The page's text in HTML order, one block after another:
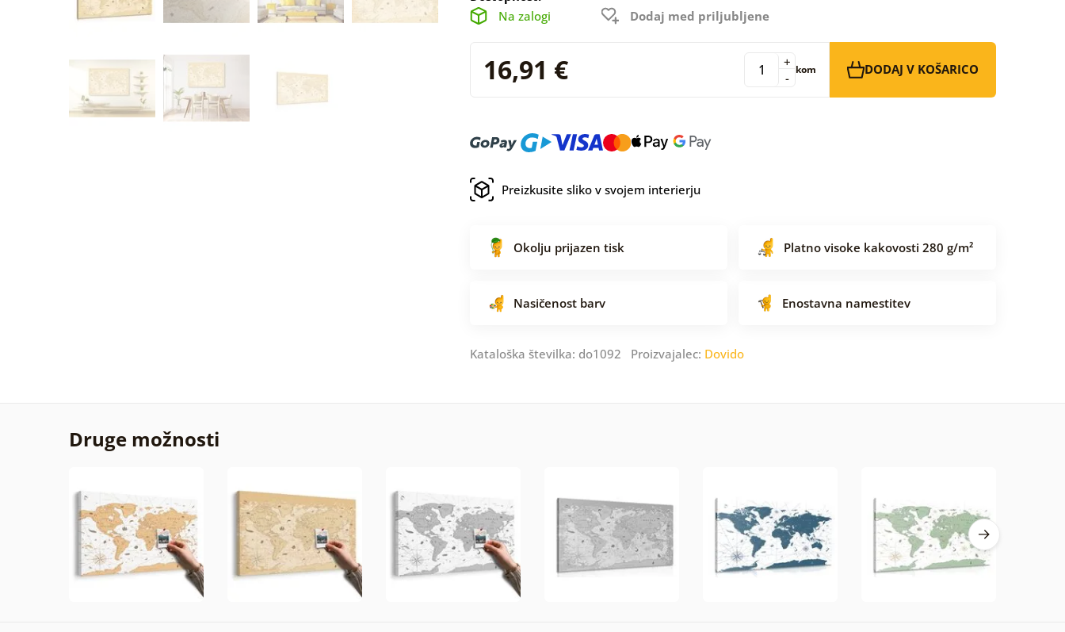
Na zalogi
Dodaj med priljubljene
16,91 € -
+ kom DODAJ V KOŠARICO
Preizkusite sliko v svojem interierju
Okolju prijazen tisk Platno visoke kakovosti 280 g/m²
Nasičenost barv Enostavna namestitev
Kataloška številka: do1092 Proizvajalec: Dovido
Druge možnosti